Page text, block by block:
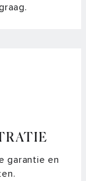
met de Hestan
garantie en